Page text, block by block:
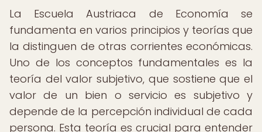
La Escuela Austriaca de Economía se
fundamenta en varios principios y teorías que
la distinguen de otras corrientes económicas.
Uno de los conceptos fundamentales es la
teoría del valor subjetivo, que sostiene que el
valor de un bien o servicio es subjetivo y
depende de la percepción individual de cada
persona. Esta teoría es crucial para entender